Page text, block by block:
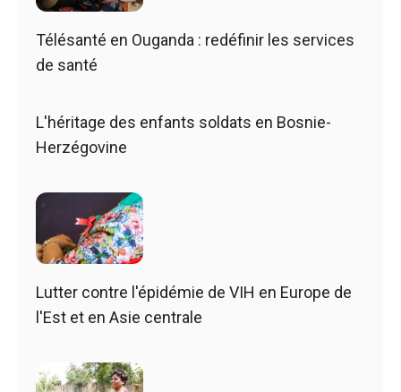
Télésanté en Ouganda : redéfinir les services
de santé
L'héritage des enfants soldats en Bosnie-
Herzégovine
Lutter contre l'épidémie de VIH en Europe de
l'Est et en Asie centrale